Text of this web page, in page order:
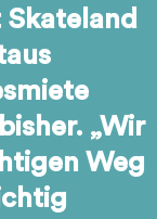
Skateland
„Wir
Weg